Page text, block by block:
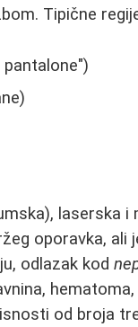
Tipične
laserska
oporavka, ali
odlazak kod
od broja